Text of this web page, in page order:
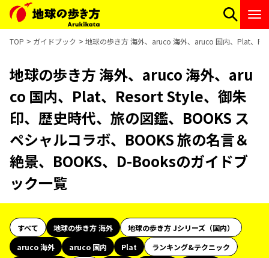
TOP ガイドブック 地球の歩き方 海外、aruco 海外、aruco 国内、Plat、
地球の歩き方 海外、aruco 海外、aru
co 国内、Plat、Resort Style、御朱
印、歴史時代、旅の図鑑、BOOKS ス
ペシャルコラボ、BOOKS 旅の名言＆
絶景、BOOKS、D-Booksのガイドブ
ック一覧
すべて 地球の歩き方 海外
地球の歩き方 Jシリーズ（国内）
aruco 海外
aruco 国内 Plat
ランキング&テクニック